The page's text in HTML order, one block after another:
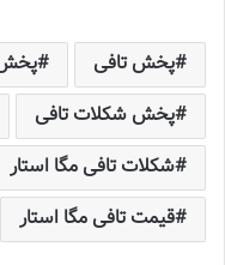
پخش تافی
پخش
پخش شکلات تافی
شکلات تافی مگا استار
قیمت تافی مگا استار